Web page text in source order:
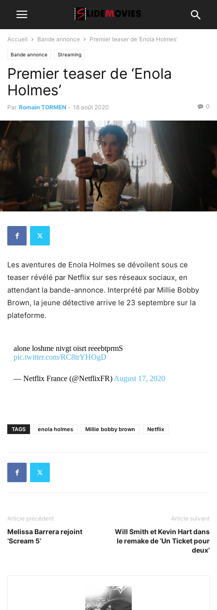
Accueil Bande annonce Premier teaser de ‘Enola Holmes’
Bande annonce Streaming
Premier teaser de ‘Enola
Holmes’
Par Romain TORMEN - 18 août 2020 0
Les aventures de Enola Holmes se dévoilent sous ce
teaser révélé par Netflix sur ses réseaux sociaux, en
attendant la bande-annonce. Interprété par Millie Bobby
Brown, la jeune détective arrive le 23 septembre sur la
plateforme.
alone loshme nivgt oisrt reeebtprmS
pic.twitter.com/RC8trYHOgD
— Netflix France (@NetflixFR) August 17, 2020
TAGS enola holmes Millie bobby brown Netflix
Article précédent
Melissa Barrera rejoint
‘Scream 5’
Article suivant
Will Smith et Kevin Hart dans
le remake de ‘Un Ticket pour
deux’